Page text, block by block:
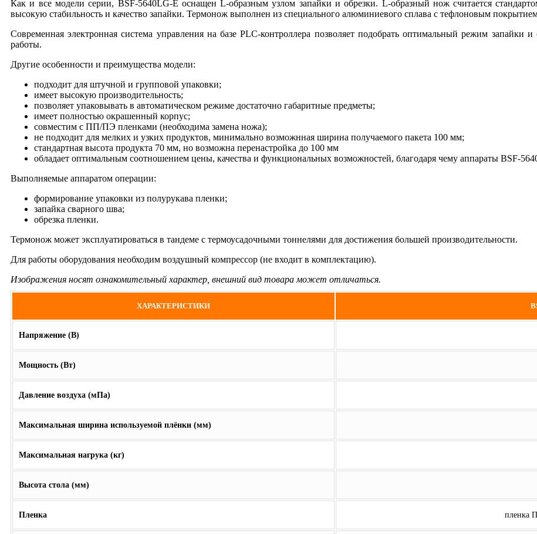
Как и все модели серии, BSF-5640LG-E оснащен L-образным узлом запайки и обрезки. L-образный нож считается
высокую стабильность и качество запайки. Термонож выполнен из специального алюминиевого сплава с тефлоновым
Современная электронная система управления на базе PLC-контроллера позволяет подобрать оптимальный режим запайки
работы.
Другие особенности и преимущества модели:
подходит для штучной и групповой упаковки;
имеет высокую производительность;
позволяет упаковывать в автоматическом режиме достаточно габаритные предметы;
имеет полностью окрашенный корпус;
совместим с ПП/ПЭ пленками (необходима замена ножа);
не подходит для мелких и узких продуктов, минимально возможнная ширина получаемого пакета 100 мм;
стандартная высота продукта 70 мм, но возможна перенастройка до 100 мм
обладает оптимальным соотношением цены, качества и функциональных возможностей, благодаря чему аппараты BSF-
Выполняемые аппаратом операции:
формирование упаковки из полурукава пленки;
запайка сварного шва;
обрезка пленки.
Термонож может эксплуатироваться в тандеме с термоусадочными тоннелями для достижения большей производительности.
Для работы оборудования необходим воздушный компрессор (не входит в комплектацию).
Изображения носят ознакомительный характер, внешний вид товара может отличаться.
ХАРАКТЕРИСТИКИ
Напряжение (В)
Мощность (Вт)
Давление воздуха (мПа)
Максимальная ширина используемой плёнки (мм)
Максимальная нагрука (кг)
Высота стола (мм)
Пленка пленка